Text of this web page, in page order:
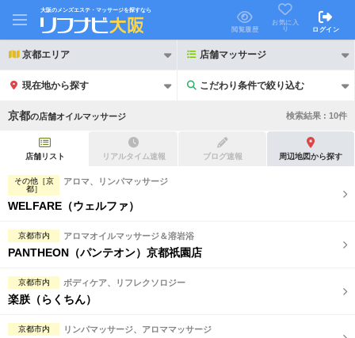
大阪のメンズエステ・マッサージを探すなら
閲覧履歴
お気に入
り
ログイン
京都エリア 店舗マッサージ
現在地から探す こだわり条件で絞り込む
こだわり条件で絞り込む
21時以降も受付
初回割引あり
キャッシュレス決済OK
2名様歓迎 団体様歓迎
京都の店舗オイルマッサージ 検索結果 : 10件
店舗リスト リアルタイム速報 ブログ速報 周辺地図から探す
その他［京
都］
アロマ、リンパマッサージ
WELFARE（ウェルファ）
京都市内 アロマオイルマッサージ＆溶岩浴
PANTHEON（パンテオン）京都祇園店
京都市内 ボディケア、リフレクソロジー
楽朕（らくちん）
京都市内 リンパマッサージ、アロママッサージ